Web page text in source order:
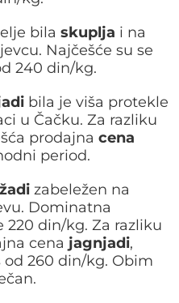
bila skuplja i na
Najčešće su se
240 din/kg.
bila je viša protekle
u Čačku. Za razliku
prodajna cena
period.
zabeležen na
Dominatna
220 din/kg. Za razliku
cena jagnjadi,
260 din/kg. Obim